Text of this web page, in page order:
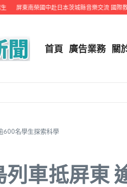
屏東南榮國中赴日本茨城縣音樂交流 國際教育
首頁 廣告業務 關
600名學生探索科學
列車抵屏東